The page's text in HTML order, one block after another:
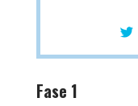
Fase 1